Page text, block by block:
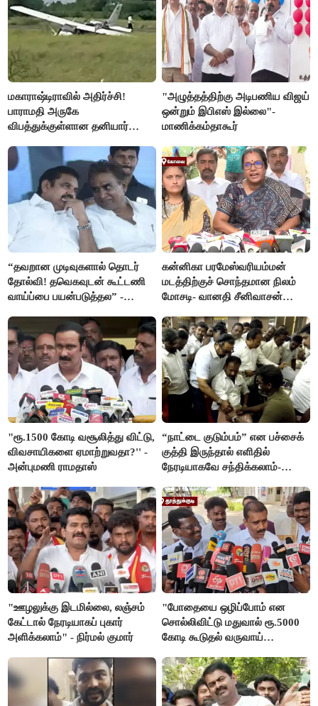
மகாராஷ்டிராவில் அதிர்ச்சி!
பாராமதி அருகே
விபத்துக்குள்ளான தனியார்
"அழுத்தத்திற்கு அடிபணிய விஜய்
ஒன்றும் இபிஎஸ் இல்லை"-
மாணிக்கம்தாகூர்
“தவறான முடிவுகளால் தொடர்
தோல்வி! தவெகவுடன் கூட்டணி
வாய்ப்பை பயன்படுத்தல” -
கன்னிகா பரமேஸ்வரியம்மன்
மடத்திற்குச் சொந்தமான நிலம்
மோசடி- வானதி சீனிவாசன்
"ரூ.1500 கோடி வசூலித்து விட்டு,
விவசாயிகளை ஏமாற்றுவதா?'' -
அன்புமணி ராமதாஸ்
“நாட்டை குடும்பம்” என பச்சைக்
குத்தி இருந்தால் எளிதில்
நேரடியாகவே சந்திக்கலாம்-
"ஊழலுக்கு இடமில்லை, லஞ்சம்
கேட்டால் நேரடியாகப் புகார்
அளிக்கலாம்" - நிர்மல் குமார்
"போதையை ஒழிப்போம் என
சொல்லிவிட்டு மதுவால் ரூ.5000
கோடி கூடுதல் வருவாய்
மார்க்கண்டேயன்